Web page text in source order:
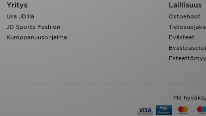
Yritys
Ura JD:llä
JD Sports Fashion
Kumppanuusohjelma
Laillisuus
Ostoehdot
Evästeet
Me